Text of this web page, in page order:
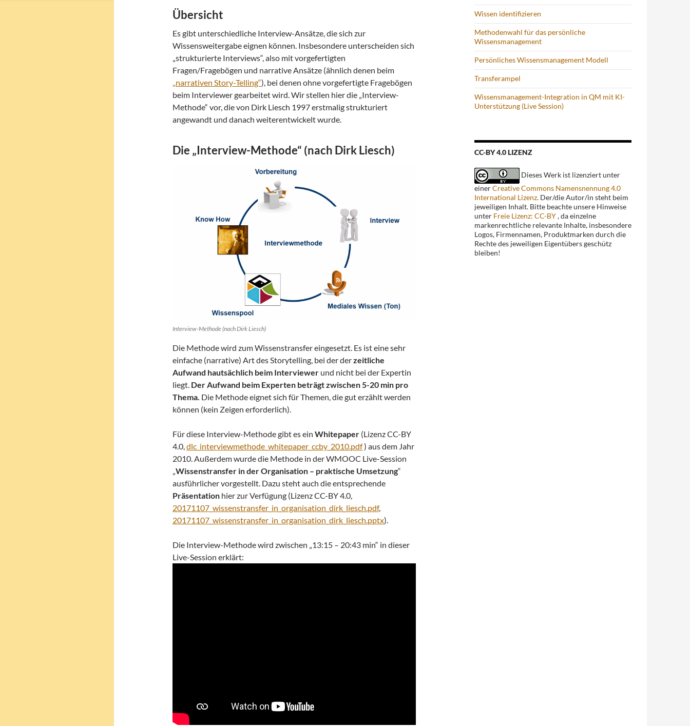
Übersicht
Es gibt unterschiedliche Interview-Ansätze, die sich zur
Wissensweitergabe eignen können. Insbesondere unterscheiden sich
„strukturierte Interviews“, also mit vorgefertigten
Fragen/Fragebögen und narrative Ansätze (ähnlich denen beim
„narrativen Story-Telling“), bei denen ohne vorgefertigte Fragebögen
beim Interviewer gearbeitet wird. Wir stellen hier die „Interview-
Methode“ vor, die von Dirk Liesch 1997 erstmalig strukturiert
angewandt und danach weiterentwickelt wurde.
Die „Interview-Methode“ (nach Dirk Liesch)
Interview-Methode (nach Dirk Liesch)
Die Methode wird zum Wissenstransfer eingesetzt. Es ist eine sehr
einfache (narrative) Art des Storytelling, bei der derzeitliche
Aufwand hautsächlich beim Interviewer und nicht bei der Expertin
liegt. Der Aufwand beim Experten beträgt zwischen 5-20 min pro
Thema. Die Methode eignet sich für Themen, die gut erzählt werden
können (kein Zeigen erforderlich).
Für diese Interview-Methode gibt es ein Whitepaper (Lizenz CC-BY
4.0, dlc_interviewmethode_whitepaper_ccby_2010.pdf) aus dem Jahr
2010. Außerdem wurde die Methode in der WMOOC Live-Session
Wissenstransfer in der Organisation – praktische Umsetzung“
ausführlicher vorgestellt. Dazu steht auch die entsprechende
Präsentation hier zur Verfügung (Lizenz CC-BY 4.0,
20171107_wissenstransfer_in_organisation_dirk_liesch.pdf,
20171107_wissenstransfer_in_organisation_dirk_liesch.pptx).
Die Interview-Methode wird zwischen „13:15 – 20:43 min“ in dieser
Live-Session erklärt:
Wissen identifizieren
Methodenwahl für das persönliche
Wissensmanagement
Persönliches Wissensmanagement Modell
Transferampel
Wissensmanagement-Integration in QM mit KI-
Unterstützung (Live Session)
CC-BY 4.0 LIZENZ
Dieses Werk ist lizenziert unter
einerCreative Commons Namensnennung 4.0
International Lizenz. Der/die Autor/in steht beim
jeweiligen Inhalt. Bitte beachte unsere Hinweise
unter Freie Lizenz: CC-BY, da einzelne
markenrechtliche relevante Inhalte, insbesondere
Logos, Firmennamen, Produktmarken durch die
Rechte des jeweiligen Eigentübers geschütz
bleiben!